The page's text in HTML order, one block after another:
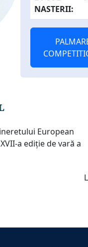
NASTERII:
European
a ediție de vară a